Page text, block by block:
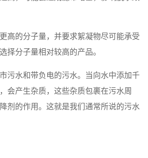
高的分子量，并要求絮凝物尽可能承受
择分子量相对较高的产品。
污水和带负电的污水。当向水中添加千
会产生杂质，这些杂质包裹在污水周
剂的作用。这就是我们通常所说的污水